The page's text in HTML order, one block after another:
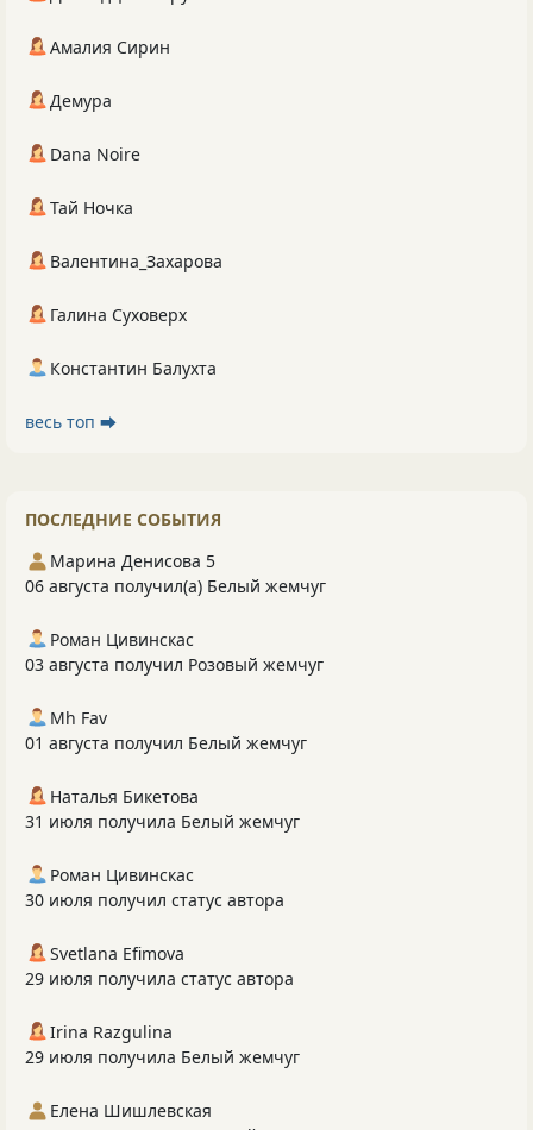
Амалия Сирин
Демура
Dana Noire
Тай Ночка
Валентина_Захарова
Галина Суховерх
Константин Балухта
весь топ ⮕
ПОСЛЕДНИЕ СОБЫТИЯ
Марина Денисова 5
06 августа получил(а) Белый жемчуг
Роман Цивинскас
03 августа получил Розовый жемчуг
Mh Fav
01 августа получил Белый жемчуг
Наталья Бикетова
31 июля получила Белый жемчуг
Роман Цивинскас
30 июля получил статус автора
Svetlana Efimova
29 июля получила статус автора
Irina Razgulina
29 июля получила Белый жемчуг
Елена Шишлевская